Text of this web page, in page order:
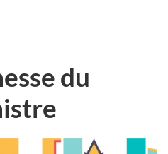
du